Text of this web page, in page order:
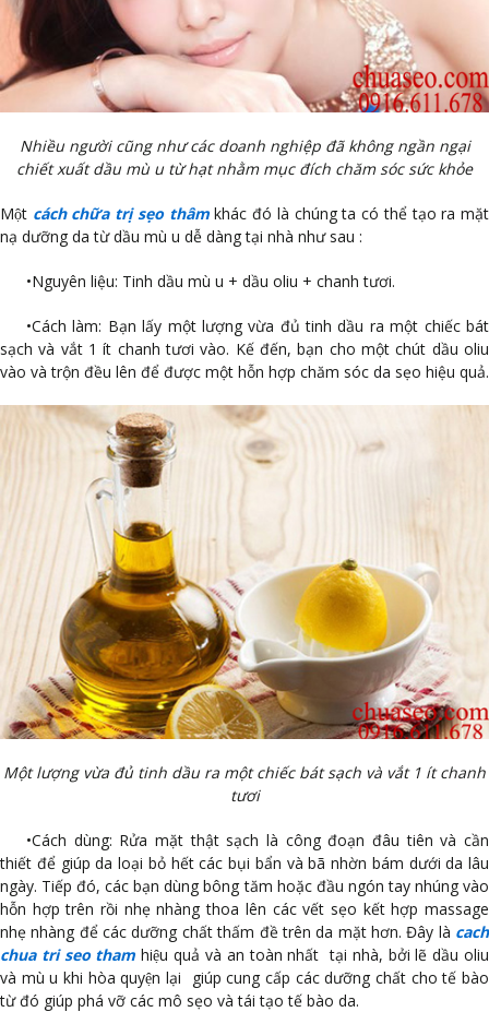
Nhiều người cũng như các doanh nghiệp đã không ngần ngại
chiết xuất dầu mù u từ hạt nhằm mục đích chăm sóc sức khỏe
Một cách chữa trị sẹo thâmkhác đó là chúng ta có thể tạo ra mặt
nạ dưỡng da từ dầu mù u dễ dàng tại nhà như sau :
•Nguyên liệu: Tinh dầu mù u + dầu oliu + chanh tươi.
•Cách làm: Bạn lấy một lượng vừa đủ tinh dầu ra một chiếc bát
sạch và vắt 1 ít chanh tươi vào. Kế đến, bạn cho một chút dầu oliu
vào và trộn đều lên để được một hỗn hợp chăm sóc da sẹo hiệu quả.
Một lượng vừa đủ tinh dầu ra một chiếc bát sạch và vắt 1 ít chanh
tươi
•Cách dùng: Rửa mặt thật sạch là công đoạn đâu tiên và cần
thiết để giúp da loại bỏ hết các bụi bẩn và bã nhờn bám dưới da lâu
ngày. Tiếp đó, các bạn dùng bông tăm hoặc đầu ngón tay nhúng vào
hỗn hợp trên rồi nhẹ nhàng thoa lên các vết sẹo kết hợp massage
nhẹ nhàng để các dưỡng chất thấm đề trên da mặt hơn. Đây là cach
chua tri seo tham hiệu quả và an toàn nhất tại nhà, bởi lẽ dầu oliu
và mù u khi hòa quyện lại giúp cung cấp các dưỡng chất cho tế bào
từ đó giúp phá vỡ các mô sẹo và tái tạo tế bào da.